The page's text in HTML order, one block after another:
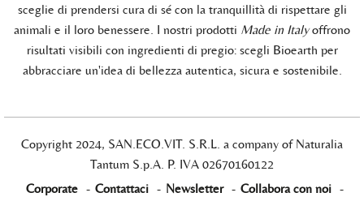
sceglie di prendersi cura di sé con la tranquillità di rispettare gli
animali e il loro benessere. I nostri prodotti Made in Italyoffrono
risultati visibili con ingredienti di pregio: scegli Bioearth per
abbracciare un'idea di bellezza autentica, sicura e sostenibile.
Copyright 2024, SAN.ECO.VIT. S.R.L. a company of Naturalia
Tantum S.p.A. P. IVA 02670160122
Corporate - Contattaci - Newsletter - Collabora con noi -